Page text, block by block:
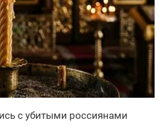
с убитыми россиянами